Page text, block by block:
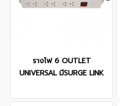
รางไฟ 6 OUTLET
UNIVERSAL มีSURGE LINK